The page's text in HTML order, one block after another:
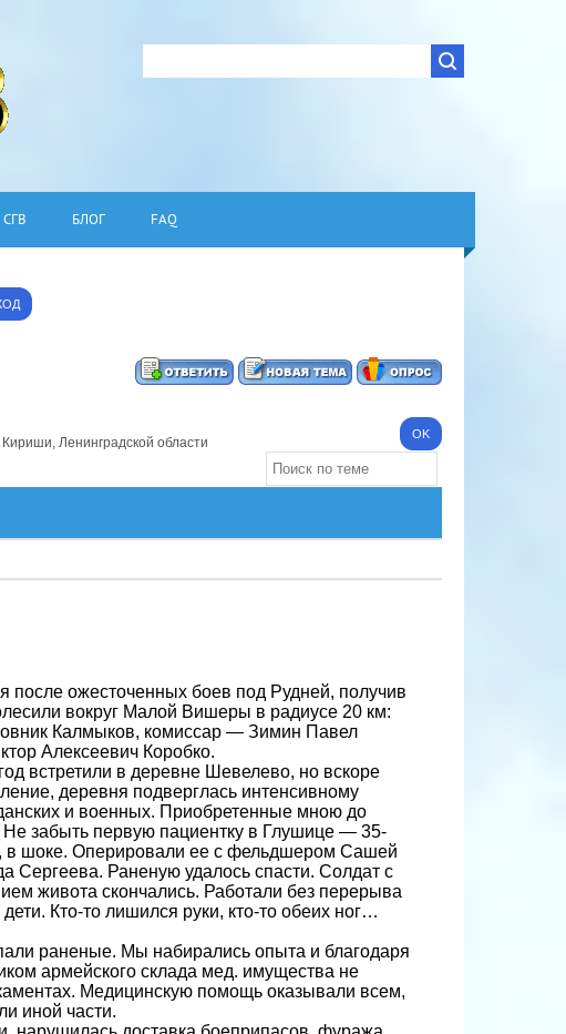
БЛОГ FAQ
Кириши, Ленинградской области
после ожесточенных боев под Рудней, получив
вокруг Малой Вишеры в радиусе 20 км:
Калмыков, комиссар — Зимин Павел
Алексеевич Коробко.
встретили в деревне Шевелево, но вскоре
деревня подверглась интенсивному
и военных. Приобретенные мною до
Не забыть первую пациентку в Глушице — 35-
в шоке. Оперировали ее с фельдшером Сашей
Сергеева. Раненую удалось спасти. Солдат с
живота скончались. Работали без перерыва
Кто-то лишился руки, кто-то обеих ног…
раненые. Мы набирались опыта и благодаря
армейского склада мед. имущества не
Медицинскую помощь оказывали всем,
иной части.